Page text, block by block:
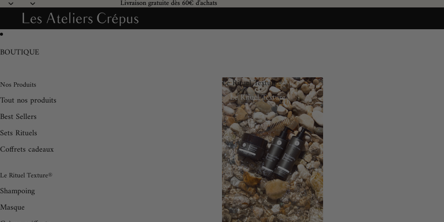
Livraison gratuite dès 60€ d'achats
Livraison gratuite dès 60€ d'achats
BOUTIQUE
Nos Produits
Tout nos produits
Best Sellers
Sets Rituels
Coffrets cadeaux
Le Rituel Texture®
Shampoing
Masque
Le Rituel Texture®
Le Rituel Texture®